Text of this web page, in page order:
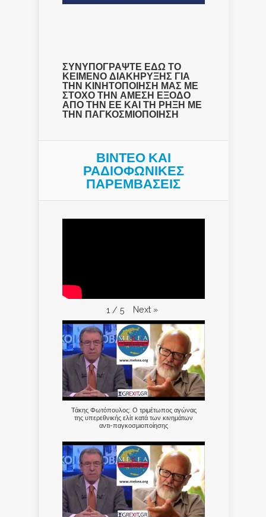
ΣΥΝΥΠΟΓΡΑΨΤΕ ΕΔΩ ΤΟ
ΚΕΙΜΕΝΟ ΔΙΑΚΗΡΥΞΗΣ ΓΙΑ
ΤΗΝ ΚΙΝΗΤΟΠΟΙΗΣΗ ΜΑΣ ΜΕ
ΣΤΟΧΟ ΤΗΝ ΑΜΕΣΗ ΕΞΟΔΟ
ΑΠΟ ΤΗΝ ΕΕ ΚΑΙ ΤΗ ΡΗΞΗ ΜΕ
ΤΗΝ ΠΑΓΚΟΣΜΙΟΠΟΙΗΣΗ
ΒΙΝΤΕΟ ΚΑΙ
ΡΑΔΙΟΦΩΝΙΚΕΣ
ΠΑΡΕΜΒΑΣΕΙΣ
1 / 5 Next »
Τάκης Φωτόπουλος: Ο τριμέτωπος αγώνας
της υπερεθνικής ελίτ κατά των κινημάτων
αντι-παγκοσμιοποίησης